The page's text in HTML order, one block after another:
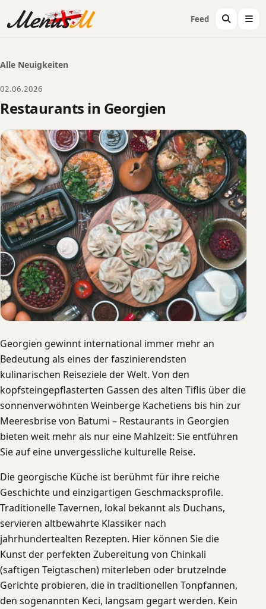
Feed
Alle Neuigkeiten
02.06.2026
Restaurants in Georgien
Georgien gewinnt international immer mehr an
Bedeutung als eines der faszinierendsten
kulinarischen Reiseziele der Welt. Von den
kopfsteingepflasterten Gassen des alten Tiflis über die
sonnenverwöhnten Weinberge Kachetiens bis hin zur
Meeresbrise von Batumi – Restaurants in Georgien
bieten weit mehr als nur eine Mahlzeit: Sie entführen
Sie auf eine unvergessliche kulturelle Reise.
Die georgische Küche ist berühmt für ihre reiche
Geschichte und einzigartigen Geschmacksprofile.
Traditionelle Tavernen, lokal bekannt als Duchans,
servieren altbewährte Klassiker nach
jahrhundertealten Rezepten. Hier können Sie die
Kunst der perfekten Zubereitung von Chinkali
(saftigen Teigtaschen) miterleben oder brutzelnde
Gerichte probieren, die in traditionellen Tonpfannen,
den sogenannten Keci, langsam gegart werden. Kein